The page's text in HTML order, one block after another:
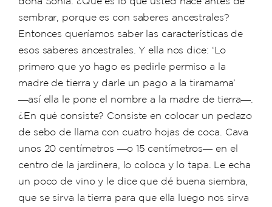
sembrar, porque es con saberes ancestrales?
Entonces queríamos saber las características de
esos saberes ancestrales. Y ella nos dice: ‘Lo
primero que yo hago es pedirle permiso a la
madre de tierra y darle un pago a la tiramama’
―así ella le pone el nombre a la madre de tierra―.
¿En qué consiste? Consiste en colocar un pedazo
de sebo de llama con cuatro hojas de coca. Cava
unos 20 centímetros ―o 15 centímetros― en el
centro de la jardinera, lo coloca y lo tapa. Le echa
un poco de vino y le dice que dé buena siembra,
que se sirva la tierra para que ella luego nos sirva